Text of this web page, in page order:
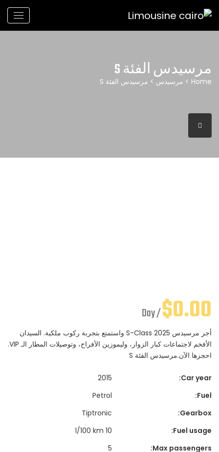
مرسيدس الفئة S
Home
> مرسيدس > مرسيدس الفئة S
$0.00
/ Day
أجر مرسيدس S-Class 2025 واستمتع بتجربة ركوب ملكية. السيدان
الأفخم لاجتماعات كبار الزوار، وليموزين الأفراح، وتوصيلات المطار الـ VIP.
احجزها الآن.مرسيدس الفئة S
Car year:
2015
Fuel:
Petrol
Gearbox:
Tiptronic
Fuel usage:
10 l/100 km
Max passengers:
5